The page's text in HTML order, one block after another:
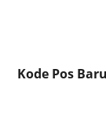
Kode Pos